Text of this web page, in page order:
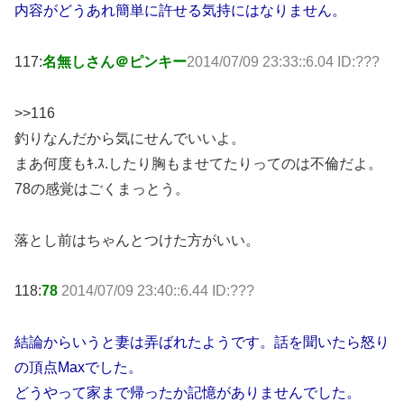
内容がどうあれ簡単に許せる気持にはなりません。
117:名無しさん＠ピンキー2014/07/09 23:33::6.04 ID:???
>>116
釣りなんだから気にせんでいいよ。
まあ何度もｷ.ｽ.したり胸もませてたりってのは不倫だよ。
78の感覚はごくまっとう。
落とし前はちゃんとつけた方がいい。
118:78 2014/07/09 23:40::6.44 ID:???
結論からいうと妻は弄ばれたようです。話を聞いたら怒り
の頂点Maxでした。
どうやって家まで帰ったか記憶がありませんでした。